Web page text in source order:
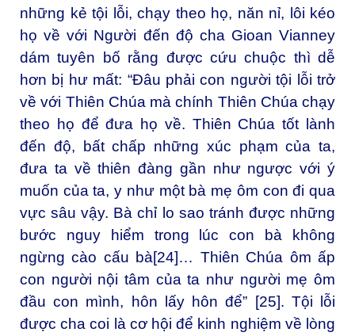
những kẻ tội lỗi, chạy theo họ, năn nỉ, lôi kéo
họ về với Người đến độ cha Gioan Vianney
dám tuyên bố rằng được cứu chuộc thì dễ
hơn bị hư mất: “Đâu phải con người tội lỗi trở
về với Thiên Chúa mà chính Thiên Chúa chạy
theo họ để đưa họ về. Thiên Chúa tốt lành
đến độ, bất chấp những xúc phạm của ta,
đưa ta về thiên đàng gần như ngược với ý
muốn của ta, y như một bà mẹ ôm con đi qua
vực sâu vậy. Bà chỉ lo sao tránh được những
bước nguy hiểm trong lúc con bà không
ngừng cào cấu bà[24]… Thiên Chúa ôm ấp
con người nội tâm của ta như người mẹ ôm
đầu con mình, hôn lấy hôn để”
[25]. Tội lỗi
được cha coi là cơ hội để kinh nghiệm về lòng